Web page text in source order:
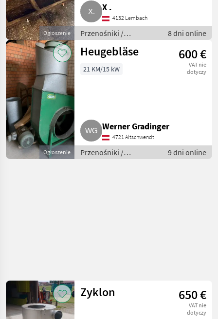
Ogłoszenie
X .
4132 Lembach
Przenośniki /
Przenośniki dmuchawe
8 dni online
Ogłoszenie
Heugebläse 600 €
VAT nie
dotyczy
21 KM/15 kW
Werner Gradinger
4721 Altschwendt
Przenośniki /
Przenośniki dmuchawe
9 dni online
Zyklon 650 €
VAT nie
dotyczy